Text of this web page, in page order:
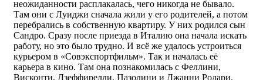
неожиданности расплакалась, чего никогда не бывало.
Там они с Луиджи сначала жили у его родителей, а потом
перебрались в собственную квартиру. У них родился сын
Сандро. Сразу после приезда в Италию она начала искать
работу, но это было трудно. И всё же удалось устроиться
курьером в «Совэкспортфильм». Так и началась её
карьера в кино. Там она познакомилась с Феллини,
Висконти, Дзеффирелли, Пазолини и Джанни Родари.